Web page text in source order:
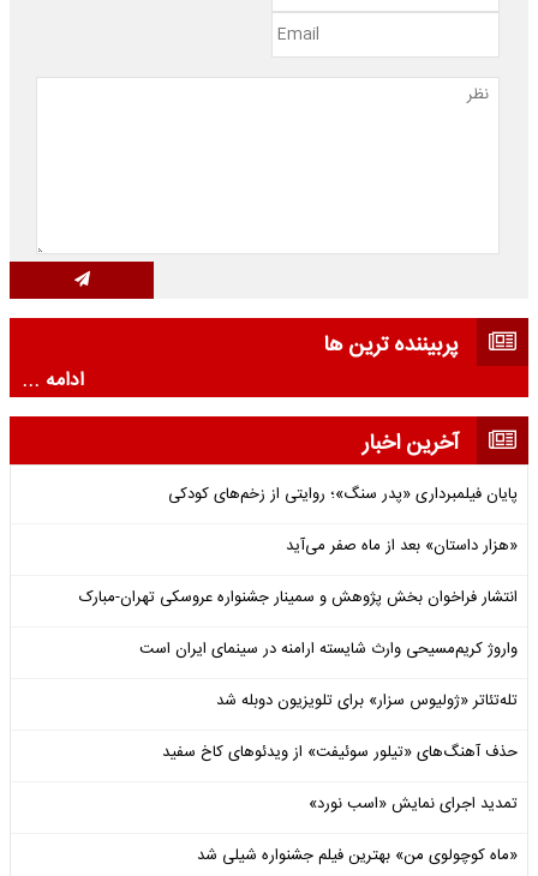
پربیننده ترین ها
ادامه ...
آخرین اخبار
پایان فیلمبرداری «پدر سنگ»؛ روایتی از زخم‌های کودکی
«هزار داستان» بعد از ماه صفر می‌آید
انتشار فراخوان بخش پژوهش و سمینار جشنواره عروسکی تهران-مبارک
واروژ کریم‌مسیحی وارث شایسته ارامنه در سینمای ایران است
تله‌تئاتر «ژولیوس سزار» برای تلویزیون دوبله شد
حذف آهنگ‌های «تیلور سوئیفت» از ویدئوهای کاخ سفید
تمدید اجرای نمایش «اسب نورد»
«ماه کوچولوی من» بهترین فیلم جشنواره شیلی شد